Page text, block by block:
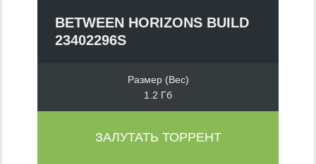
BETWEEN HORIZONS BUILD
23402296S
Размер (Вес)
1.2 Гб
ЗАЛУТАТЬ ТОРРЕНТ